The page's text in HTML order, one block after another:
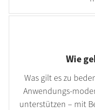
Wie
Was gilt es zu
Anwendungs-
unterstützen – mit